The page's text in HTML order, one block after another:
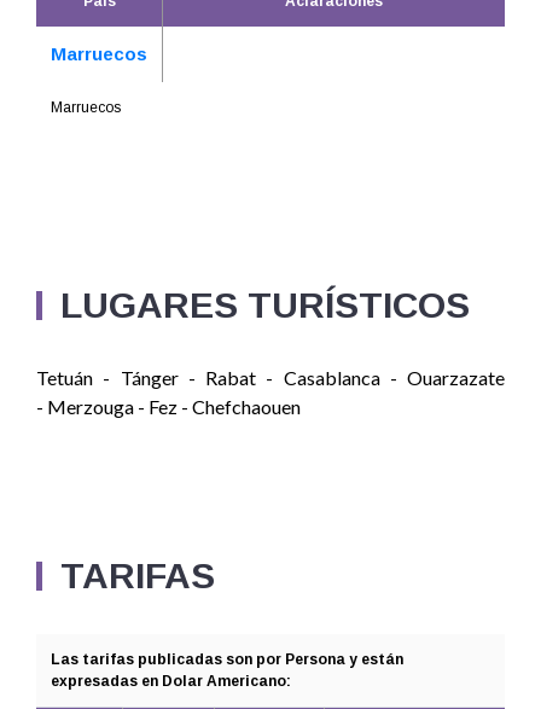
Marruecos
Marruecos
LUGARES TURÍSTICOS
Tetuán - Tánger - Rabat - Casablanca - Ouarzazate
- Merzouga - Fez - Chefchaouen
TARIFAS
Las tarifas publicadas son por Persona y están
expresadas en Dolar Americano: